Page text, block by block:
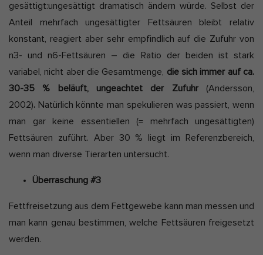
gesättigt:ungesättigt dramatisch ändern würde. Selbst der
Anteil mehrfach ungesättigter Fettsäuren bleibt relativ
konstant, reagiert aber sehr empfindlich auf die Zufuhr von
n3- und n6-Fettsäuren – die Ratio der beiden ist stark
variabel, nicht aber die Gesamtmenge,
die sich immer auf ca.
30-35 % beläuft, ungeachtet der Zufuhr (Andersson,
2002). Natürlich könnte man spekulieren was passiert, wenn
man gar keine essentiellen (= mehrfach ungesättigten)
Fettsäuren zuführt. Aber 30 % liegt im Referenzbereich,
wenn man diverse Tierarten untersucht.
Überraschung #3
Fettfreisetzung aus dem Fettgewebe kann man messen und
man kann genau bestimmen, welche Fettsäuren freigesetzt
werden.